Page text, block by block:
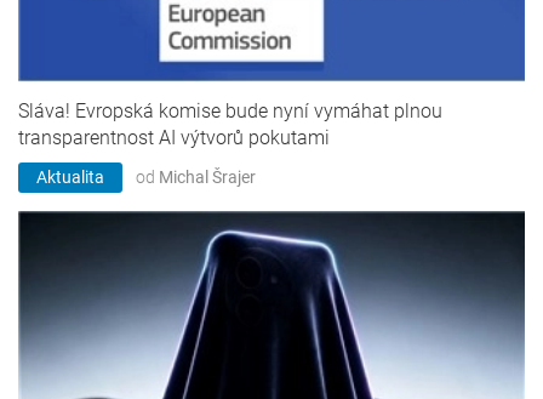
Sláva! Evropská komise bude nyní vymáhat plnou
transparentnost AI výtvorů pokutami
Aktualita od Michal Šrajer